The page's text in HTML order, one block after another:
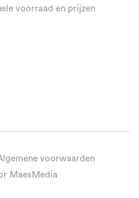
voorraad en prijzen
voorwaarden
MaesMedia